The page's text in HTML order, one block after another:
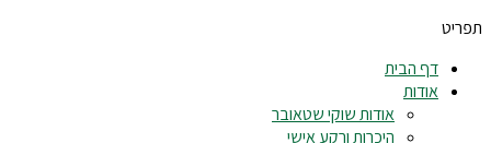
תפריט
דף הבית
אודות
אודות שוקי שטאובר
היכרות ורקע אישי